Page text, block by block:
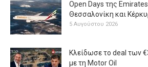
Open Days της
Θεσσαλονίκη και
5 Αυγούστου 2026
Κλείδωσε το deal των
με τη Μotor Oil